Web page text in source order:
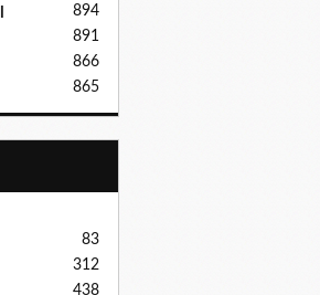
894
891
866
865
83
312
438